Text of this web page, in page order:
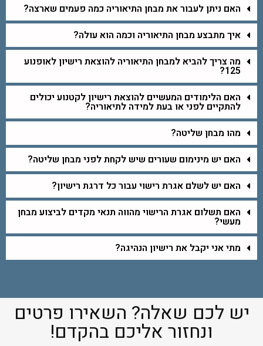
האם ניתן לעבור את מבחן התיאוריה כמה פעמים שארצה?
איך מתבצע מבחן התיאוריה וכמה הוא עולה?
מה צריך להביא למבחן התיאוריה להוצאת רישיון לאופנוע
125?
האם הלימודים המעשיים להוצאת רישיון לקטנוע יכולים
להתקיים לפני או בעת למידה לתיאוריה?
מהו מבחן שליטה?
האם יש מינימום שעורים שיש לקחת לפני מבחן שליטה?
האם יש לשלם אגרת רישוי עבור כל דרגת רישיון?
האם תשלום אגרת הרישוי מהווה תנאי מקדים לביצוע מבחן
מעשי?
מתי אני יקבל את רישיון הנהיגה?
יש לכם שאלה? השאירו פרטים
ונחזור אליכם בהקדם!